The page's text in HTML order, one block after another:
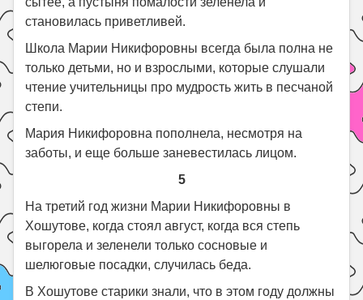
становилась приветливей.
Школа Марии Никифоровны всегда была полна не
только детьми, но и взрослыми, которые слушали
чтение учительницы про мудрость жить в песчаной
степи.
Мария Никифоровна пополнела, несмотря на
заботы, и еще больше заневестилась лицом.
5
На третий год жизни Марии Никифоровны в
Хошутове, когда стоял август, когда вся степь
выгорела и зеленели только сосновые и
шелюговые посадки, случилась беда.
В Хошутове старики знали, что в этом году должны